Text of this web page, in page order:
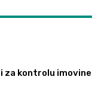
za kontrolu imovine